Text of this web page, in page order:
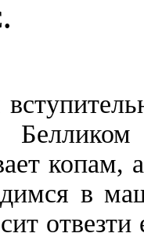
копам,
в